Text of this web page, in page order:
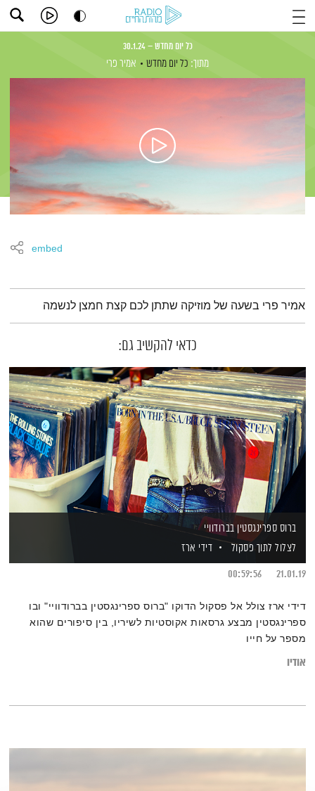
כל יום מחדש – 30.1.24
מתוך: כל יום מחדש אמיר פרי
embed
תמצית הפודקאסט
אמיר פרי בשעה של מוזיקה שתתן לכם קצת חמצן לנשמה
כדאי להקשיב גם:
ברוס ספרינגסטין בברודוויי
לצלול לתוך פסקול
דידי ארז
21.01.19
00:59:56
דידי ארז צולל אל פסקול הדוקו "ברוס ספרינגסטין בברודוויי" ובו
ספרינגסטין מבצע גרסאות אקוסטיות לשיריו, בין סיפורים שהוא
מספר על חייו
אודיו